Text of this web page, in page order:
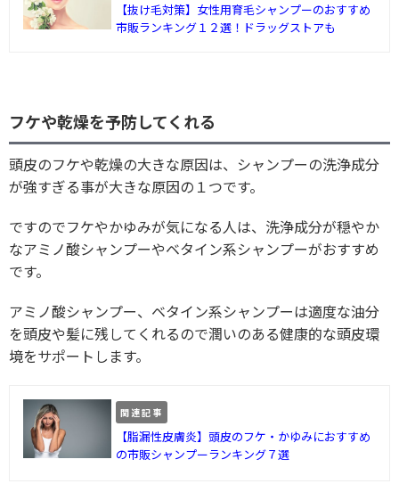
【抜け毛対策】女性用育毛シャンプーのおすすめ
市販ランキング１２選！ドラッグストアも
フケや乾燥を予防してくれる
頭皮のフケや乾燥の大きな原因は、シャンプーの洗浄成分
が強すぎる事が大きな原因の１つです。
ですのでフケやかゆみが気になる人は、洗浄成分が穏やか
なアミノ酸シャンプーやベタイン系シャンプーがおすすめ
です。
アミノ酸シャンプー、ベタイン系シャンプーは適度な油分
を頭皮や髪に残してくれるので潤いのある健康的な頭皮環
境をサポートします。
関連記事
【脂漏性皮膚炎】頭皮のフケ・かゆみにおすすめ
の市販シャンプーランキング７選